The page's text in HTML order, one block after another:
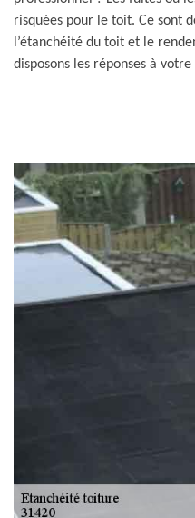
risquées pour le toit. Ce sont
l’étanchéité du toit et le
disposons les réponses à